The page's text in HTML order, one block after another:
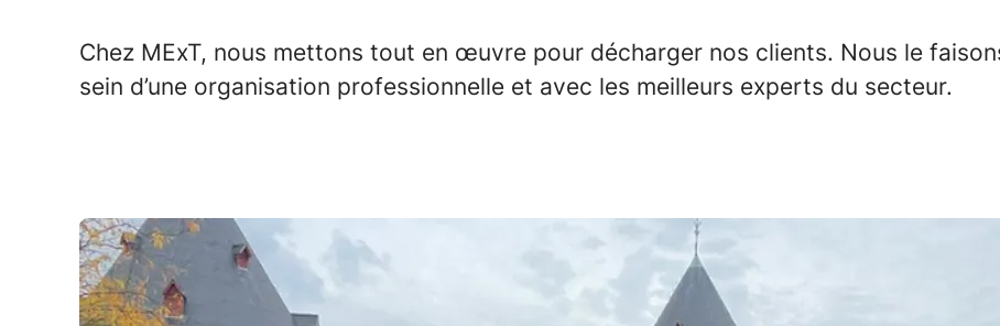
Chez MExT, nous mettons tout en œuvre pour décharger nos clients. Nous le
sein d’une organisation professionnelle et avec les meilleurs experts du secteur.